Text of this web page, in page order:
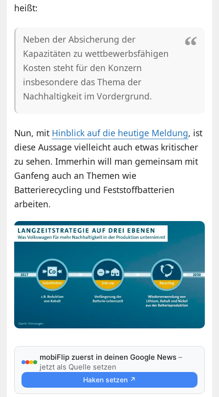
heißt:
Neben der Absicherung der
Kapazitäten zu wettbewerbsfähigen
Kosten steht für den Konzern
insbesondere das Thema der
Nachhaltigkeit im Vordergrund.
Nun, mit Hinblick auf die heutige Meldung, ist
diese Aussage vielleicht auch etwas kritischer
zu sehen. Immerhin will man gemeinsam mit
Ganfeng auch an Themen wie
Batterierecycling und Feststoffbatterien
arbeiten.
mobiFlip zuerst in deinen Google News –
jetzt als Quelle setzen
Haken setzen ↗